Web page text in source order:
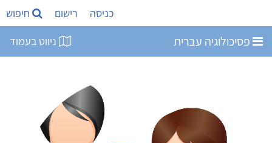
כניסה רישום חיפוש
פסיכולוגיה עברית ניווט בעמוד